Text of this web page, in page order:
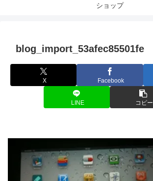
ショップ
blog_import_53afec85501fe
X Facebook
LINE コピー